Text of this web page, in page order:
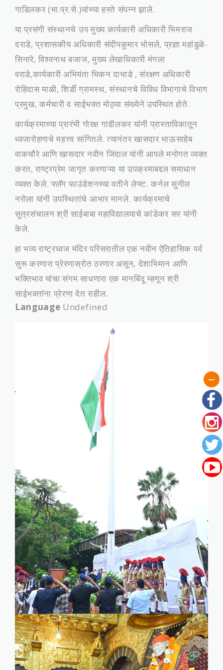
गाडिलकर (भा.प्र.से.)यांच्या हस्ते संपन्न झाले.
या प्रसंगी संस्थानचे उप मुख्य कार्यकारी अधिकारी भिमराज
दराडे, प्रशासकीय अधिकारी संदीपकुमार भोसले, प्रज्ञा महांडुळे-
सिनारे, विश्वनाथ बजाज, मुख्य लेखाधिकारी मंगला
वराडे,कार्यकारी अभियंता भिकन दाभाडे , संरक्षण अधिकारी
रोहिदास माळी, शिर्डी ग्रामस्थ, संस्थानचे विविध विभागाचे विभाग
प्रमुख, कर्मचारी व साईभक्त मोठ्या संख्येने उपस्थित होते.
कार्यक्रमाच्या प्रारंभी गोरक्ष गाडीलकर यांनी प्रास्ताविकातून
ध्वजारोहणाचे महत्त्व सांगितले. त्यानंतर खासदार भाऊसाहेब
वाकचौरे आणि खासदार नवीन जिंदाल यांनी आपले मनोगत व्यक्त
करत, राष्ट्रप्रेम जागृत करणाऱ्या या उपक्रमाबद्दल समाधान
व्यक्त केले. फ्लॅग फाउंडेशनच्या वतीने लेफ्ट. कर्नल सुनील
नरोला यांनी उपस्थितांचे आभार मानले. कार्यक्रमाचे
सुत्रसंचालन श्री साईबाबा महाविद्यालयाचे कांडेकर सर यांनी
केले.
हा भव्य राष्ट्रध्वज मंदिर परिसरातील एक नवीन ऐतिहासिक पर्व
सुरू करणारा प्रेरणास्रोत ठरणार असून, देशाभिमान आणि
भक्तिभाव यांचा संगम साधणारा एक मानबिंदू म्हणून श्री
साईभक्‍तांना प्रेरणा देत राहील.
Language Undefined